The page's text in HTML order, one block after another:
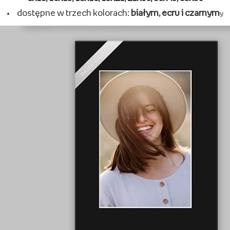
Multirama
wykonanez drewna
wyprodukowane w Polsce
mogą pomieścić od 3 do 5 zdjęć
na różne wielkości zdjęć
różnorodne kształty
Passe-partout